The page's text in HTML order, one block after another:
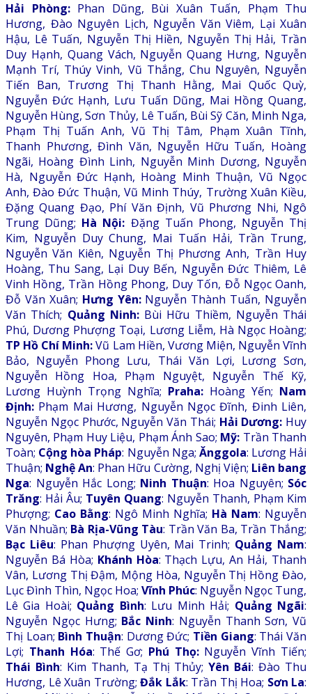
Hải Phòng:Phan Dũng, Bùi Xuân Tuấn, Phạm Thu
Hương, Đào Nguyên Lịch, Nguyễn Văn Viêm, Lại Xuân
Hậu, Lê Tuấn, Nguyễn Thị Hiền, Nguyễn Thị Hải, Trần
Duy Hạnh, Quang Vách, Nguyễn Quang Hưng, Nguyễn
Mạnh Trí, Thúy Vinh, Vũ Thắng, Chu Nguyên, Nguyễn
Tiến Ban, Trương Thị Thanh Hằng, Mai Quốc Quỳ,
Nguyễn Đức Hạnh, Lưu Tuấn Dũng, Mai Hồng Quang,
Nguyễn Hùng, Sơn Thủy, Lê Tuấn, Bùi Sỹ Căn, Minh Nga,
Phạm Thị Tuấn Anh, Vũ Thị Tâm, Phạm Xuân Tĩnh,
Thanh Phương, Đình Văn, Nguyễn Hữu Tuấn, Hoàng
Ngãi, Hoàng Đình Linh, Nguyễn Minh Dương, Nguyễn
Hà, Nguyễn Đức Hạnh, Hoàng Minh Thuận, Vũ Ngọc
Anh, Đào Đức Thuận, Vũ Minh Thúy, Trường Xuân Kiều,
Đặng Quang Đạo, Phí Văn Định, Vũ Phương Nhi, Ngô
Trung Dũng; Hà Nội: Đặng Tuấn Phong, Nguyễn Thị
Kim, Nguyễn Duy Chung, Mai Tuấn Hải, Trần Trung,
Nguyễn Văn Kiên, Nguyễn Thị Phương Anh, Trần Huy
Hoàng, Thu Sang, Lại Duy Bến, Nguyễn Đức Thiêm, Lê
Vinh Hồng, Trần Hồng Phong, Duy Tốn, Đỗ Ngọc Oanh,
Đỗ Văn Xuân; Hưng Yên:Nguyễn Thành Tuấn, Nguyễn
Văn Thích; Quảng Ninh:Bùi Hữu Thiềm, Nguyễn Thái
Phú, Dương Phượng Toại, Lương Liễm, Hà Ngọc Hoàng;
TP Hồ Chí Minh:Vũ Lam Hiền, Vương Miện, Nguyễn Vĩnh
Bảo, Nguyễn Phong Lưu, Thái Văn Lợi, Lương Sơn,
Nguyễn Hồng Hoa, Phạm Nguyệt, Nguyễn Thế Kỹ,
Lương Huỳnh Trọng Nghĩa; Praha: Hoàng Yến; Nam
Định: Phạm Mai Hương, Nguyễn Ngọc Đĩnh, Đinh Liên,
Nguyễn Ngọc Phước, Nguyễn Văn Thái; Hải Dương: Huy
Nguyên, Phạm Huy Liệu, Phạm Ánh Sao; Mỹ: Trần Thanh
Toàn; Cộng hòa Pháp: Nguyễn Nga; Ănggola: Lương Hải
Thuận; Nghệ An: Phan Hữu Cường, Nghị Viện; Liên bang
Nga: Nguyễn Hắc Long; Ninh Thuận: Hoa Nguyên; Sóc
Trăng: Hải Âu; Tuyên Quang: Nguyễn Thanh, Phạm Kim
Phượng; Cao Bằng: Ngô Minh Nghĩa; Hà Nam: Nguyễn
Văn Nhuần; Bà Rịa-Vũng Tàu: Trần Văn Ba, Trần Thắng;
Bạc Liêu: Phan Phượng Uyên, Mai Trinh; Quảng Nam:
Nguyễn Bá Hòa; Khánh Hòa: Thạch Lựu, An Hải, Thanh
Vân, Lương Thị Đậm, Mộng Hòa, Nguyễn Thị Hồng Đào,
Lục Đình Thìn, Ngọc Hoa; Vĩnh Phúc: Nguyễn Ngọc Tung,
Lê Gia Hoài; Quảng Bình: Lưu Minh Hải; Quảng Ngãi:
Nguyễn Ngọc Hưng; Bắc Ninh: Nguyễn Thanh Sơn, Vũ
Thị Loan; Bình Thuận: Dương Đức; Tiền Giang: Thái Văn
Lợi; Thanh Hóa: Thế Gơ; Phú Thọ:Nguyễn Vĩnh Tiến;
Thái Bình: Kim Thanh, Tạ Thị Thủy;Yên Bái: Đào Thu
Hương, Lê Xuân Trường; Đắk Lắk: Trần Thị Hoa; Sơn La: